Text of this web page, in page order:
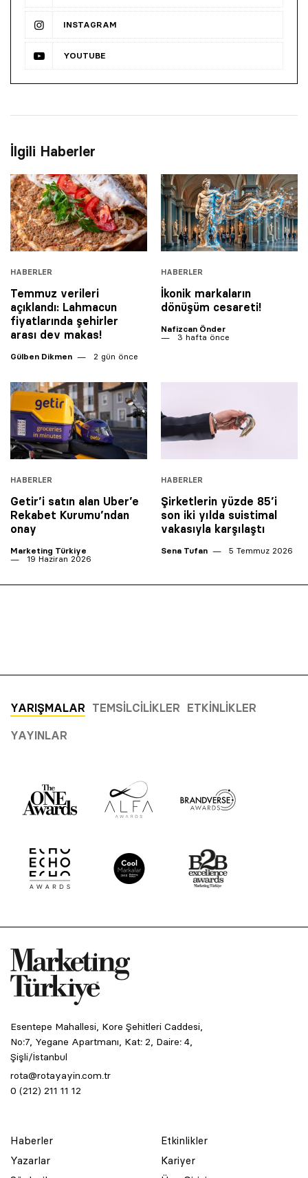
INSTAGRAM
YOUTUBE
İlgili Haberler
HABERLER
Temmuz verileri
açıklandı: Lahmacun
fiyatlarında şehirler
arası dev makas!
Gülben Dikmen 2 gün önce
HABERLER
İkonik markaların
dönüşüm cesareti!
Nafizcan Önder
3 hafta önce
HABERLER
Getir’i satın alan Uber’e
Rekabet Kurumu’ndan
onay
Marketing Türkiye
19 Haziran 2026
HABERLER
Şirketlerin yüzde 85’i
son iki yılda suistimal
vakasıyla karşılaştı
Sena Tufan 5 Temmuz 2026
YARIŞMALAR TEMSILCILIKLER ETKINLIKLER
YAYINLAR
Esentepe Mahallesi, Kore Şehitleri Caddesi,
No:7, Yegane Apartmanı, Kat: 2, Daire: 4,
Şişli/İstanbul
rota@rotayayin.com.tr
0 (212) 211 11 12
Haberler
Yazarlar
Etkinlikler
Kariyer